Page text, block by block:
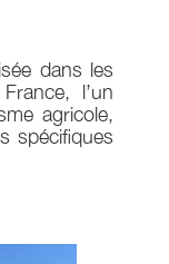
dans les
l’un
agricole,
spécifiques